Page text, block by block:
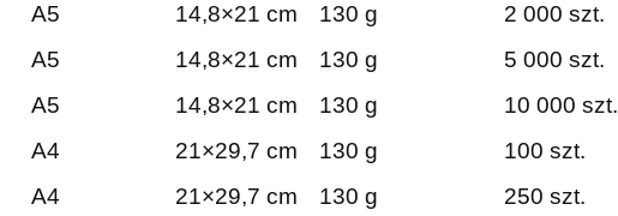
A5 14,8×21 cm 130 g 2 000 szt.
A5 14,8×21 cm 130 g 5 000 szt.
A5 14,8×21 cm 130 g 10 000 szt.
A4 21×29,7 cm 130 g 100 szt.
A4 21×29,7 cm 130 g 250 szt.